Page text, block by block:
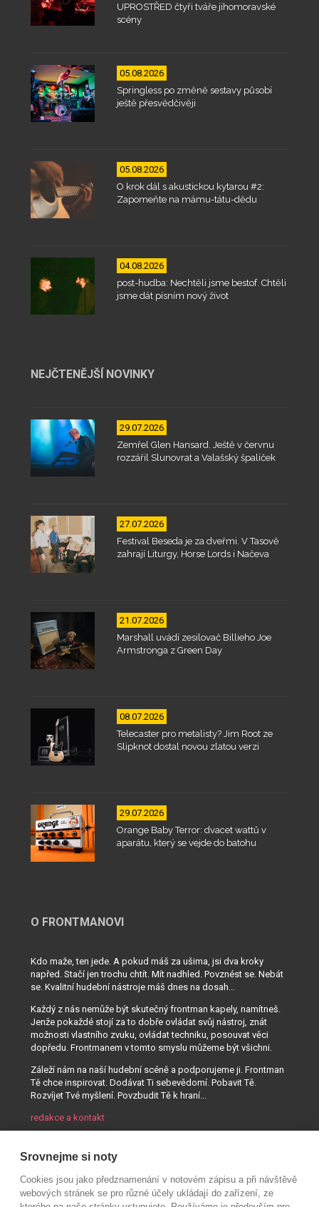
UPROSTŘED čtyři tváře jihomoravské
scény
05.08.2026
Springless po změně sestavy působí
ještě přesvědčivěji
05.08.2026
O krok dál s akustickou kytarou #2:
Zapomeňte na mámu-tátu-dědu
04.08.2026
post-hudba: Nechtěli jsme bestof. Chtěli
jsme dát písním nový život
NEJČTENĚJŠÍ NOVINKY
29.07.2026
Zemřel Glen Hansard. Ještě v červnu
rozzářil Slunovrat a Valašský špalíček
27.07.2026
Festival Beseda je za dveřmi. V Tasově
zahrají Liturgy, Horse Lords i Načeva
21.07.2026
Marshall uvádí zesilovač Billieho Joe
Armstronga z Green Day
08.07.2026
Telecaster pro metalisty? Jim Root ze
Slipknot dostal novou zlatou verzi
29.07.2026
Orange Baby Terror: dvacet wattů v
aparátu, který se vejde do batohu
O FRONTMANOVI
Kdo maže, ten jede. A pokud máš za ušima, jsi dva kroky
napřed. Stačí jen trochu chtít. Mít nadhled. Povznést se. Nebát
se. Kvalitní hudební nástroje máš dnes na dosah...
Každý z nás nemůže být skutečný frontman kapely, namítneš.
Jenže pokaždé stojí za to dobře ovládat svůj nástroj, znát
možnosti vlastního zvuku, ovládat techniku, posouvat věci
dopředu. Frontmanem v tomto smyslu můžeme být všichni.
Záleží nám na naší hudební scéně a podporujeme ji. Frontman
Tě chce inspirovat. Dodávat Ti sebevědomí. Pobavit Tě.
Rozvíjet Tvé myšlení. Povzbudit Tě k hraní...
redakce a kontakt
Srovnejme si noty
Cookies jsou jako předznamenání v notovém zápisu a při návštěvě
webových stránek se pro různé účely ukládají do zařízení, ze